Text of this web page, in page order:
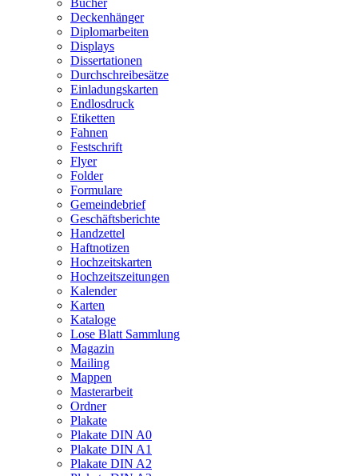
Bücher
Deckenhänger
Diplomarbeiten
Displays
Dissertationen
Durchschreibesätze
Einladungskarten
Endlosdruck
Etiketten
Fahnen
Festschrift
Flyer
Folder
Formulare
Gemeindebrief
Geschäftsberichte
Handzettel
Haftnotizen
Hochzeitskarten
Hochzeitszeitungen
Kalender
Karten
Kataloge
Lose Blatt Sammlung
Magazin
Mailing
Mappen
Masterarbeit
Ordner
Plakate
Plakate DIN A0
Plakate DIN A1
Plakate DIN A2